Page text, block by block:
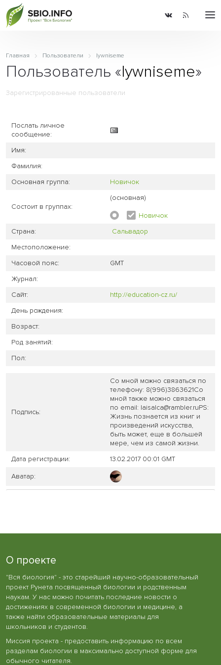
Главная Пользователи lywniseme
Пользователь «lywniseme»
Зарегистрированные пользователи
Послать личное
сообщение:
Имя:
Фамилия:
Основная группа:
Новичок
Состоит в группах:
(основная)
Новичок
Страна:
Сальвадор
Местоположение:
Часовой пояс:
GMT
Журнал:
Сайт:
http://education-cz.ru/
День рождения:
Возраст:
Род занятий:
Пол:
Подпись:
Со мной можно связаться по
телефону: 8(996)3863621Со
мной также можно связаться
по email: laisalca@rambler.ruPS:
Жизнь познается из книг и
произведений искусства,
быть может, еще в большей
мере, чем из самой жизни.
Дата регистрации:
13.02.2017 00:01 GMT
Аватар:
О проекте
"Вся биология" - это старейший научно-образовательный
проект Рунета посвященный биологии и родственным
наукам. У нас можно почитать последние новости о
достижениях в современной биологии и медицине, а
также найти образовательные материалы для
школьников и студентов.
Миссия проекта - предоставить информацию по всем
разделам биологии в максимально доступной форме для
обычного читателя.